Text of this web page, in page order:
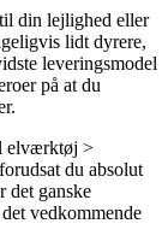
din lejlighed eller
lidt dyrere,
leveringsmodel
på at du
elværktøj >
du absolut
det ganske
vedkommende